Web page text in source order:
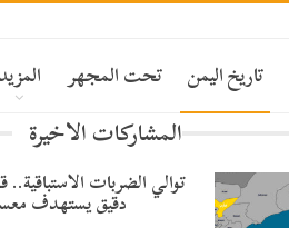
تاريخ اليمن تحت المجهر المزيد
المشاركات الاخيرة
توالي الضربات
دقيق يستهدف